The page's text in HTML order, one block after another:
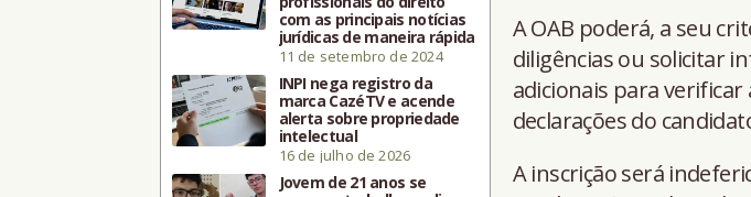
com as principais notícias
jurídicas de maneira rápida
11 de setembro de 2024
INPI nega registro da
marca CazéTV e acende
alerta sobre propriedade
intelectual
16 de julho de 2026
Jovem de 21 anos se
A OAB poderá, a seu
diligências ou solicitar
adicionais para verificar
declarações do
A inscrição será